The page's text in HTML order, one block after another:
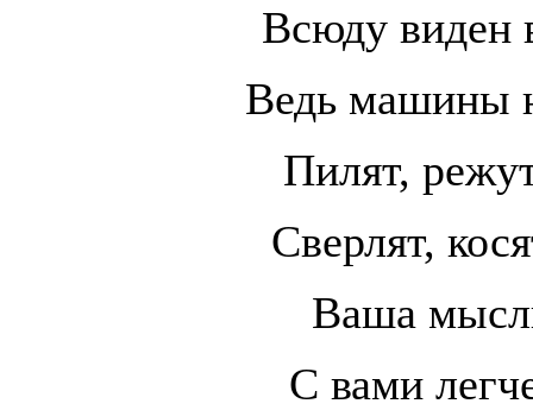
Всюду виден
Ведь машины
Пилят,
Сверлят,
Ваша
С вами